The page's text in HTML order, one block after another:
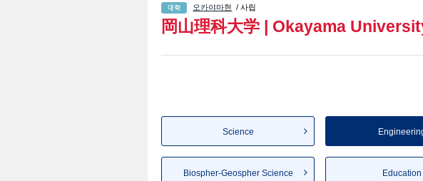
오카야마현 / 사립
岡山理科大学 | Okayama
Science
Biospher-Geospher Science Education